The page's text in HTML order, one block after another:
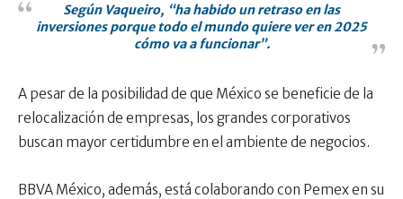
Según Vaqueiro, “ha habido un retraso en las
inversiones porque todo el mundo quiere ver en 2025
cómo va a funcionar”.
A pesar de la posibilidad de que México se beneficie de la
relocalización de empresas, los grandes corporativos
buscan mayor certidumbre en el ambiente de negocios.
BBVA México, además, está colaborando con Pemex en su